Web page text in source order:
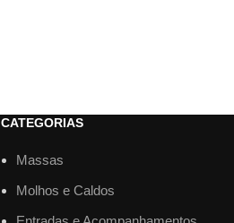
CATEGORIAS
Massas
Molhos e Caldos